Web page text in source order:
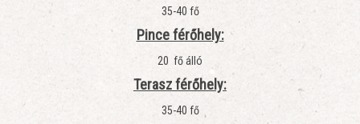
35-40 fő
Pince férőhely:
20 fő álló
Terasz férőhely:
35-40 fő